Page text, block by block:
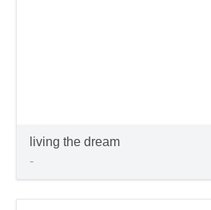
living the dream
-